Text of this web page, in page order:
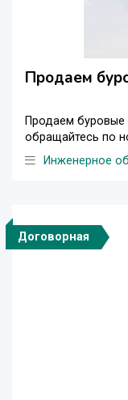
Продаем
Продаем буровые
обращайтесь по
Инженерное
Договорная